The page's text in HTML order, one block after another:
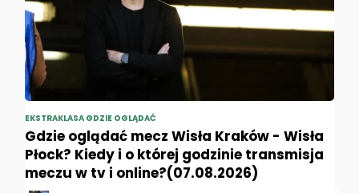
EKSTRAKLASA GDZIE OGLĄDAĆ
Gdzie oglądać mecz Wisła Kraków - Wisła
Płock? Kiedy i o której godzinie transmisja
meczu w tv i online?(07.08.2026)